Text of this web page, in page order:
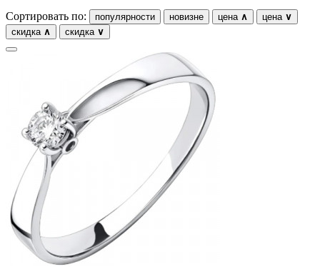
25.5
28
ремни
самолёт
сердце
слова
слоны
собаки
спичка
стрекозы и мотыльки
Сортировать по: популярности новизне цена ∧ цена ∨
скидка ∧ скидка ∨